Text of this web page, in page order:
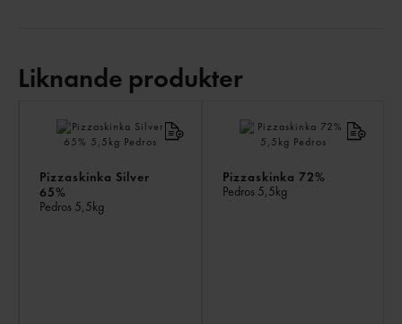
Liknande produkter
Pizzaskinka Silver
65%
Pedros 5,5kg
Pizzaskinka 72%
Pedros 5,5kg